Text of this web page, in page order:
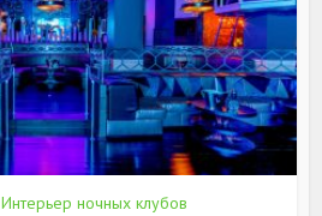
Интерьер ночных клубов